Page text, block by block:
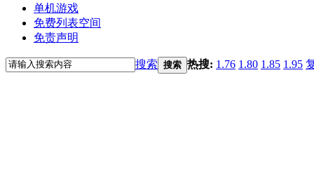
单机游戏
免费列表空间
免责声明
搜索 搜索 热搜: 1.76 1.80 1.85 1.95